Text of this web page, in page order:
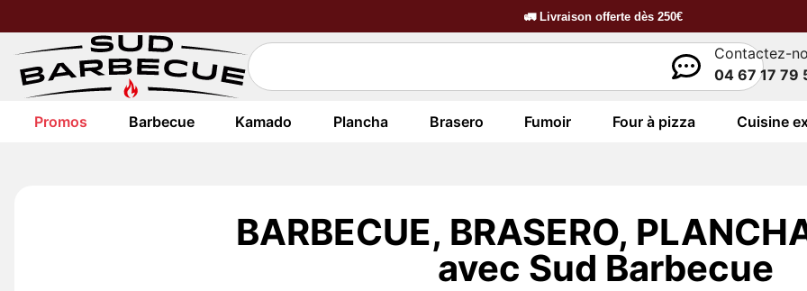
🚛 Livraison offerte dès 250€
Contactez-
04 67 17 79
Promos Barbecue Kamado Plancha Brasero Fumoir Four à pizza Cuisine
BARBECUE, BRASERO,
avec Sud Barbecue